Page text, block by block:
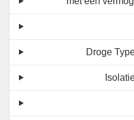
Droge